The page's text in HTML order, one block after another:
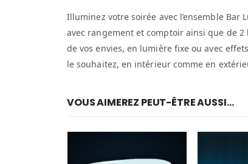
Illuminez votre soirée avec l’ensemble Bar
avec rangement et comptoir ainsi que de
de vos envies, en lumière fixe ou avec
le souhaitez, en intérieur comme en
VOUS AIMEREZ PEUT-ÊTRE AUSSI…